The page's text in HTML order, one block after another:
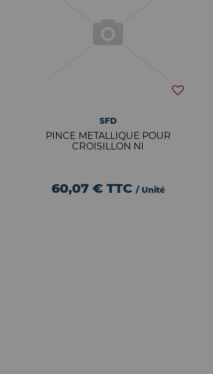
SFD
PINCE METALLIQUE POUR
CROISILLON NI
60,07 € TTC / Unité